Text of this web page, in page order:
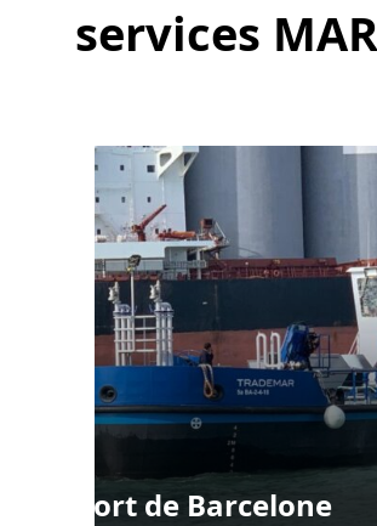
services
Port de Barcelone